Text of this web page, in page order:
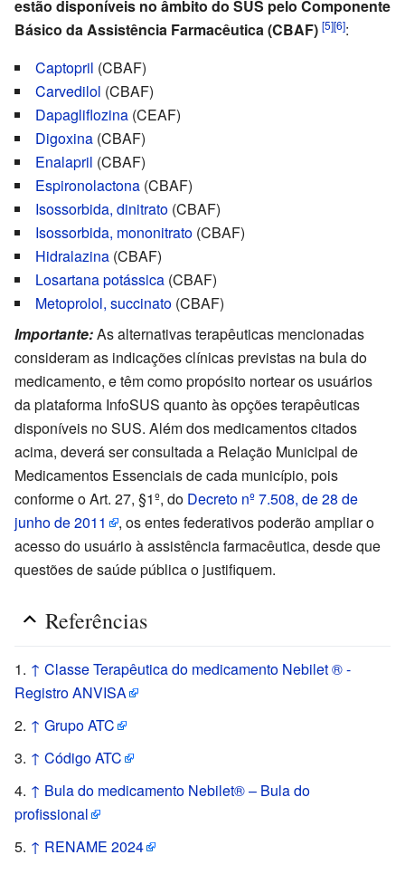
estão disponíveis no âmbito do SUS pelo Componente
Básico da Assistência Farmacêutica (CBAF) [5][6]:
Captopril (CBAF)
Carvedilol (CBAF)
Dapagliflozina (CEAF)
Digoxina (CBAF)
Enalapril (CBAF)
Espironolactona (CBAF)
Isossorbida, dinitrato (CBAF)
Isossorbida, mononitrato (CBAF)
Hidralazina (CBAF)
Losartana potássica (CBAF)
Metoprolol, succinato (CBAF)
Importante:As alternativas terapêuticas mencionadas
consideram as indicações clínicas previstas na bula do
medicamento, e têm como propósito nortear os usuários
da plataforma InfoSUS quanto às opções terapêuticas
disponíveis no SUS. Além dos medicamentos citados
acima, deverá ser consultada a Relação Municipal de
Medicamentos Essenciais de cada município, pois
conforme o Art. 27, §1º, do Decreto nº 7.508, de 28 de
junho de 2011
, os entes federativos poderão ampliar o
acesso do usuário à assistência farmacêutica, desde que
questões de saúde pública o justifiquem.
Referências
↑ Classe Terapêutica do medicamento Nebilet ® -
Registro ANVISA
↑ Grupo ATC
↑ Código ATC
↑ Bula do medicamento Nebilet® – Bula do
profissional
↑ RENAME 2024